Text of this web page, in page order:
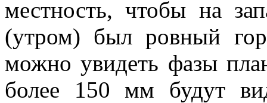
местность, чтобы на
(утром) был ровный
можно увидеть фазы
более 150 мм будут